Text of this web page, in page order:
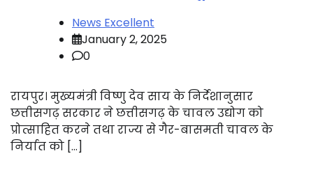
News Excellent
January 2, 2025
0
रायपुर। मुख्यमंत्री विष्णु देव साय के निर्देशानुसार
छत्तीसगढ़ सरकार ने छत्तीसगढ़ के चावल उद्योग को
प्रोत्साहित करने तथा राज्य से गैर-बासमती चावल के
निर्यात को […]